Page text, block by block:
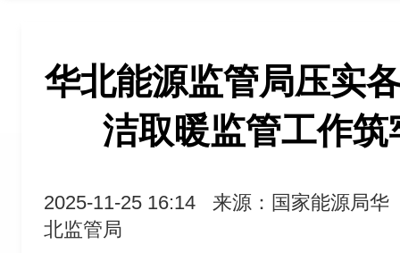
华北能源监管局压实
洁取暖监管工作筑
2025-11-25 16:14
来源：国家能源局华
北监管局